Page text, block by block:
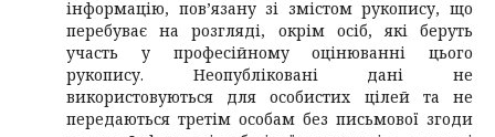
інформацію, пов’язану зі змістом рукопису, що
перебуває на розгляді, окрім осіб, які беруть
участь у професійному оцінюванні цього
рукопису. Неопубліковані дані не
використовуються для особистих цілей та не
передаються третім особам без письмової згоди